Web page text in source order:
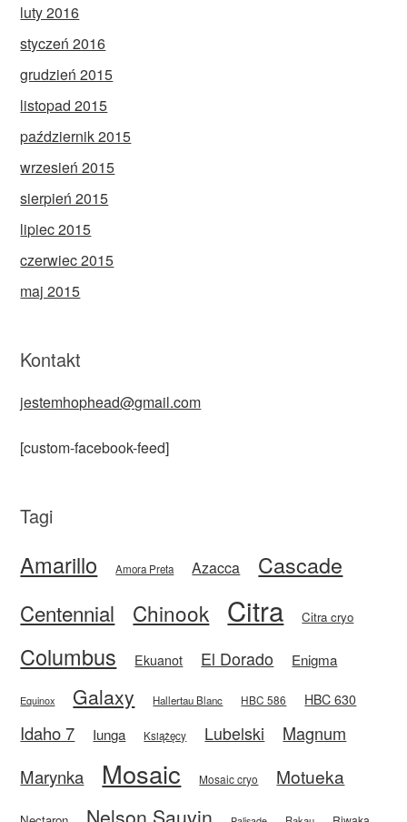
luty 2016
styczeń 2016
grudzień 2015
listopad 2015
październik 2015
wrzesień 2015
sierpień 2015
lipiec 2015
czerwiec 2015
maj 2015
Kontakt
jestemhophead@gmail.com
[custom-facebook-feed]
Tagi
Amarillo Amora Preta Azacca Cascade
Centennial Chinook Citra Citra cryo
Columbus Ekuanot El Dorado Enigma
Equinox Galaxy Hallertau Blanc HBC 586 HBC 630
Idaho 7 Iunga Książęcy Lubelski
Magnum
Marynka
Mosaic Mosaic cryo Motueka
Nelson Sauvin